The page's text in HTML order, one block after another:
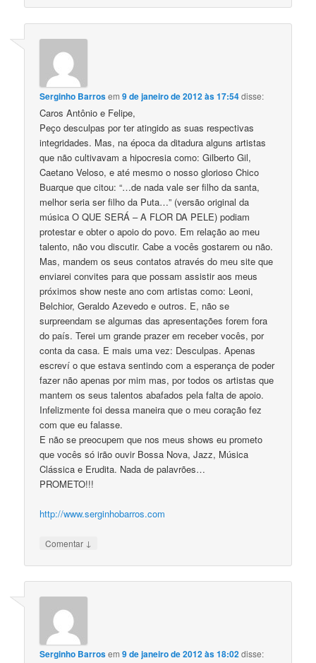
Serginho Barrosem9 de janeiro de 2012 às 17:54disse:
Caros Antônio e Felipe,
Peço desculpas por ter atingido as suas respectivas
integridades. Mas, na época da ditadura alguns artistas
que não cultivavam a hipocresia como: Gilberto Gil,
Caetano Veloso, e até mesmo o nosso glorioso Chico
Buarque que citou: “…de nada vale ser filho da santa,
melhor seria ser filho da Puta…” (versão original da
música O QUE SERÁ – A FLOR DA PELE) podiam
protestar e obter o apoio do povo. Em relação ao meu
talento, não vou discutir. Cabe a vocês gostarem ou não.
Mas, mandem os seus contatos através do meu site que
enviarei convites para que possam assistir aos meus
próximos show neste ano com artistas como: Leoni,
Belchior, Geraldo Azevedo e outros. E, não se
surpreendam se algumas das apresentações forem fora
do país. Terei um grande prazer em receber vocês, por
conta da casa. E mais uma vez: Desculpas. Apenas
escreví o que estava sentindo com a esperança de poder
fazer não apenas por mim mas, por todos os artistas que
mantem os seus talentos abafados pela falta de apoio.
Infelizmente foi dessa maneira que o meu coração fez
com que eu falasse.
E não se preocupem que nos meus shows eu prometo
que vocês só irão ouvir Bossa Nova, Jazz, Música
Clássica e Erudita. Nada de palavrões…
PROMETO!!!
http://www.serginhobarros.com
Comentar ↓
Serginho Barrosem9 de janeiro de 2012 às 18:02disse: